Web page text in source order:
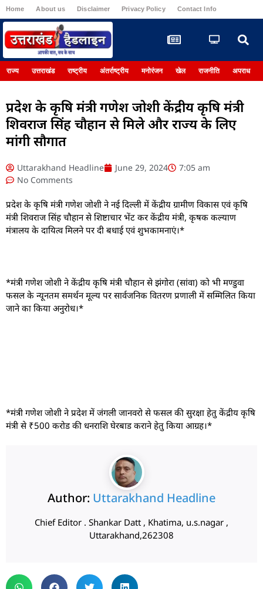
Home About us Disclaimer Privacy Policy Contact Info
राज्य उत्तराखंड राष्ट्रीय अंतर्राष्ट्रीय मनोरंजन खेल राजनीति अपराध
प्रदेश के कृषि मंत्री गणेश जोशी केंद्रीय कृषि मंत्री
शिवराज सिंह चौहान से मिले और राज्य के लिए
मांगी सौगात
Uttarakhand Headline June 29, 2024
7:05 am
No Comments
प्रदेश के कृषि मंत्री गणेश जोशी ने नई दिल्ली में केंद्रीय ग्रामीण विकास एवं कृषि
मंत्री शिवराज सिंह चौहान से शिष्टाचार भेंट कर केंद्रीय मंत्री, कृषक कल्याण
मंत्रालय के दायित्व मिलने पर दी बधाई एवं शुभकामनाएं।*
*मंत्री गणेश जोशी ने केंद्रीय कृषि मंत्री चौहान से झंगोरा (सांवा) को भी मण्डुवा
फसल के न्यूनतम समर्थन मूल्य पर सार्वजनिक वितरण प्रणाली में सम्मिलित किया
जाने का किया अनुरोध।*
*मंत्री गणेश जोशी ने प्रदेश में जंगली जानवरो से फसल की सुरक्षा हेतु केंद्रीय कृषि
मंत्री से ₹500 करोड की धनराशि घेरबाड कराने हेतु किया आग्रह।*
Author: Uttarakhand Headline
Chief Editor . Shankar Datt , Khatima, u.s.nagar ,
Uttarakhand,262308